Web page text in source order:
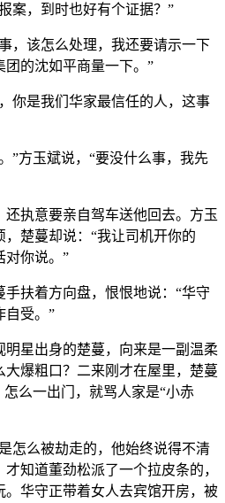
案，到时也好有个证据？”
，该怎么处理，我还要请示一下
的沈如平商量一下。”
你是我们华家最信任的人，这事
”方玉斌说，“要没什么事，我先
执意要亲自驾车送他回去。方玉
楚蔓却说：“我让司机开你的
对你说。”
扶着方向盘，恨恨地说：“华守
自受。”
明星出身的楚蔓，向来是一副温柔
爆粗口？二来刚才在屋里，楚蔓
么一出门，就骂人家是“小赤
怎么被劫走的，他始终说得不清
知道董劲松派了一个拉皮条的，
华守正带着女人去宾馆开房，被